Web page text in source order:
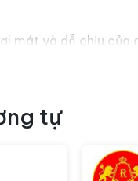
mát và dễ chịu
với độ axit cao,
kèm với các món
hưởng hết hương vị
tự